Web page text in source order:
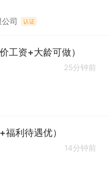
司 认证
工资+大龄可做）
25分钟前
利待遇优）
14分钟前